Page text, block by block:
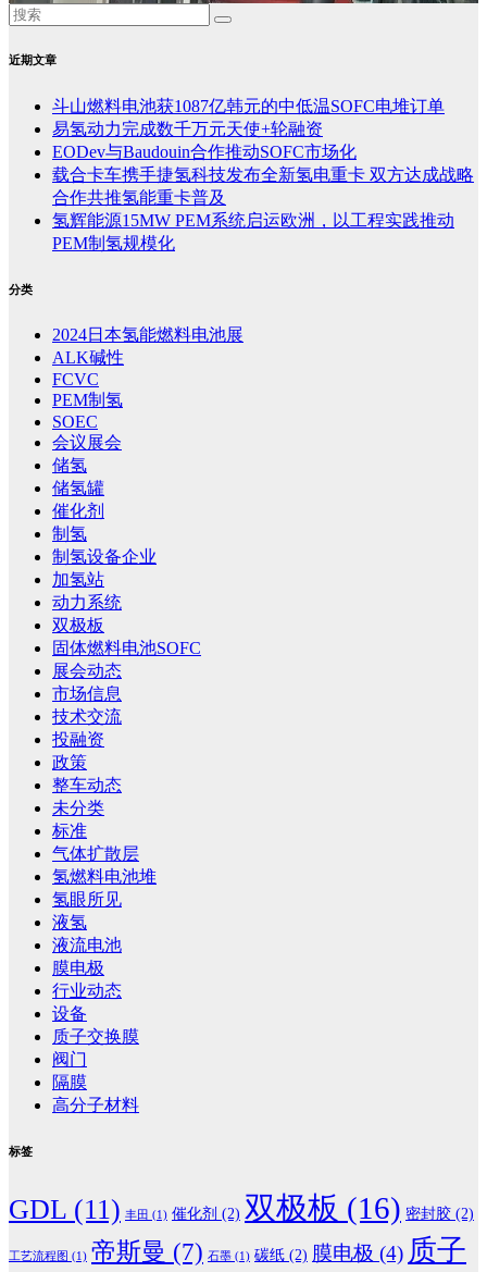
近期文章
斗山燃料电池获1087亿韩元的中低温SOFC电堆订单
易氢动力完成数千万元天使+轮融资
EODev与Baudouin合作推动SOFC市场化
载合卡车携手捷氢科技发布全新氢电重卡 双方达成战略
合作共推氢能重卡普及
氢辉能源15MW PEM系统启运欧洲，以工程实践推动
PEM制氢规模化
分类
2024日本氢能燃料电池展
ALK碱性
FCVC
PEM制氢
SOEC
会议展会
储氢
储氢罐
催化剂
制氢
制氢设备企业
加氢站
动力系统
双极板
固体燃料电池SOFC
展会动态
市场信息
技术交流
投融资
政策
整车动态
未分类
标准
气体扩散层
氢燃料电池堆
氢眼所见
液氢
液流电池
膜电极
行业动态
设备
质子交换膜
阀门
隔膜
高分子材料
标签
GDL (11) 丰田 (1) 催化剂 (2) 双极板 (16) 密封胶 (2)
工艺流程图 (1) 帝斯曼 (7) 石墨 (1) 碳纸 (2) 膜电极 (4) 质子